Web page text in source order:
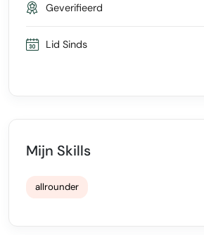
Geverifieerd
Lid Sinds
Mijn Skills
allrounder